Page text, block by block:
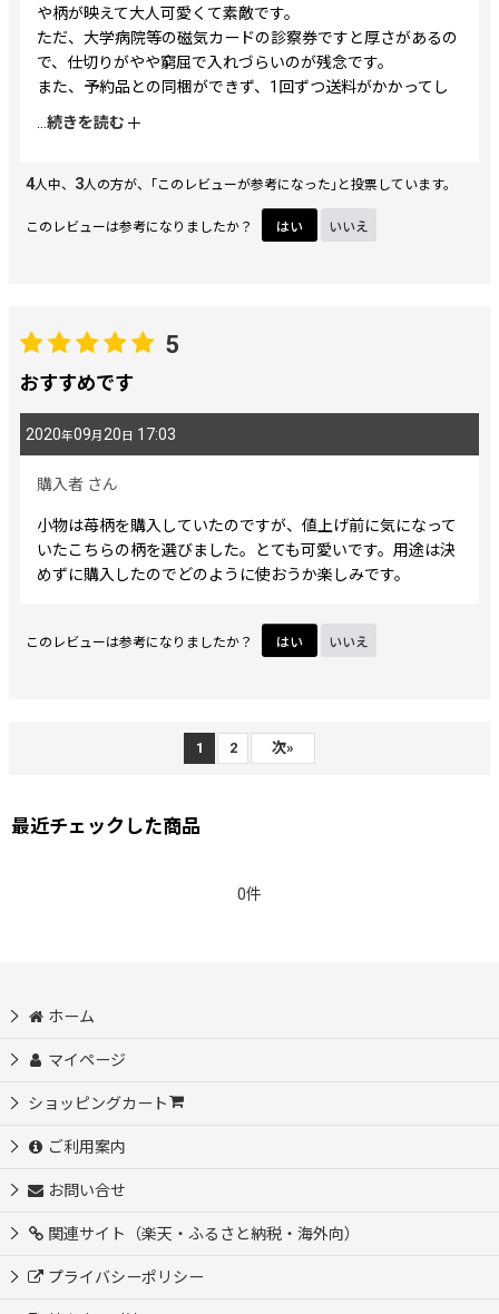
や柄が映えて大人可愛くて素敵です。
ただ、大学病院等の磁気カードの診察券ですと厚さがあるの
で、仕切りがやや窮屈で入れづらいのが残念です。
また、予約品との同梱ができず、1回ずつ送料がかかってし
まうのが難点。お店側が購入者リストで管理すれば予約品と
の同梱は可能だと思います。購入者の希望を優先していただ
続きを読む
4人中、 3人の方が、｢このレビューが参考になった｣と投票しています。
このレビューは参考になりましたか？ はい いいえ
5
おすすめです
2020年09月 20 日 17:03
購入者 さん
小物は苺柄を購入していたのですが、値上げ前に気になって
いたこちらの柄を選びました。とても可愛いです。用途は決
めずに購入したのでどのように使おうか楽しみです。
このレビューは参考になりましたか？ はい いいえ
1 2 次»
最近チェックした商品
0件
ホーム
マイページ
ショッピングカート
ご利用案内
お問い合せ
関連サイト（楽天・ふるさと納税・海外向）
プライバシーポリシー